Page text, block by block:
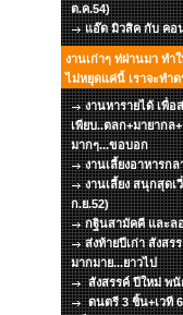
ต.ค.54)
แอ๊ด มิวสิค กับ คอ
งานเก่าๆ ท่ผ่านมา ท
ไม่หยุดแค่นี้ เราจะทำ
งานหารายได้ เพื่
เพียบ..ตลก+มายากล
มากๆ...ขอบอก
งานเลี้ยงอาหารก
งานเลี้ยง สนุกสุดเ
ก.ย.52)
กฐินสามัคคี และล
ส่งท้ายปีเก่า สังสร
มากมาย...ยาวไป
สังสรรค์ ปีใหม่ พนั
ดนตรี 3 ชิ้น+เวที